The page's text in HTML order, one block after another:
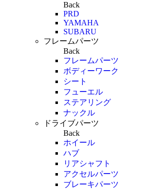
Back
PRD
YAMAHA
SUBARU
フレームパーツ
Back
フレームパーツ
ボディーワーク
シート
フューエル
ステアリング
ナックル
ドライブパーツ
Back
ホイール
ハブ
リアシャフト
アクセルパーツ
ブレーキパーツ